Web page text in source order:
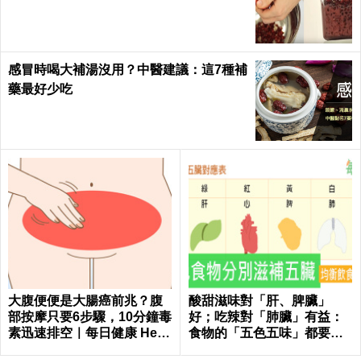
感冒時喝大補湯沒用？中醫建議：這7種補
藥最好少吃
大腹便便是大腸癌前兆？腹
部按摩只要6步驟，10分鐘毒
素迅速排空｜每日健康 Healt
酸甜滋味對「肝、脾臟」
好；吃辣對「肺臟」有益：
食物的「五色五味」都要